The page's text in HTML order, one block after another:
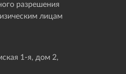
разрешения
лицам
1-я, дом 2,